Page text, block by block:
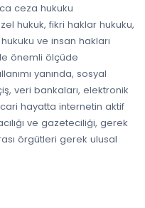
ceza hukuku
hukuk, fikri haklar hukuku,
ve insan hakları
önemli ölçüde
yanında, sosyal
veri bankaları, elektronik
hayatta internetin aktif
ve gazeteciliği, gerek
örgütleri gerek ulusal